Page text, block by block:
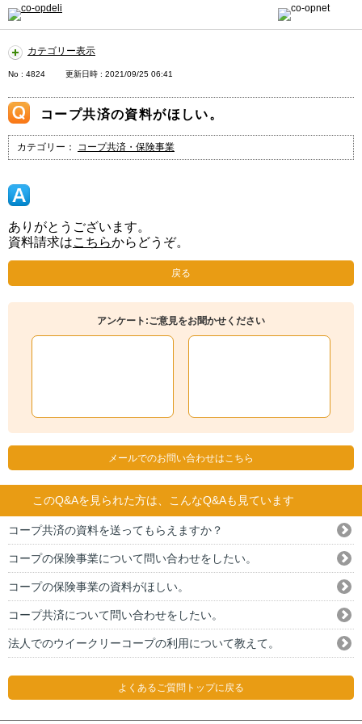
カテゴリー表示
No : 4824 更新日時 : 2021/09/25 06:41
コープ共済の資料がほしい。
カテゴリー： コープ共済・保険事業
ありがとうございます。
資料請求はこちらからどうぞ。
戻る
アンケート:ご意見をお聞かせください
メールでのお問い合わせはこちら
このQ&Aを見られた方は、こんなQ&Aも見ています
コープ共済の資料を送ってもらえますか？
コープの保険事業について問い合わせをしたい。
コープの保険事業の資料がほしい。
コープ共済について問い合わせをしたい。
法人でのウイークリーコープの利用について教えて。
よくあるご質問トップに戻る